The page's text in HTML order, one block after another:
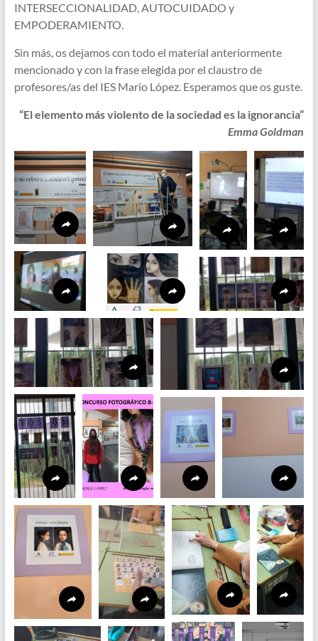
INTERSECCIONALIDAD, AUTOCUIDADO y
EMPODERAMIENTO.
Sin más, os dejamos con todo el material anteriormente
mencionado y con la frase elegida por el claustro de
profesores/as del IES Mario López. Esperamos que os guste.
“El elemento más violento de la sociedad es la ignorancia”
Emma Goldman